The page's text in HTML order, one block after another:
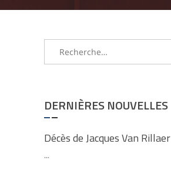
DERNIÈRES NOUVELLES
Décès de Jacques Van Rillaer
...